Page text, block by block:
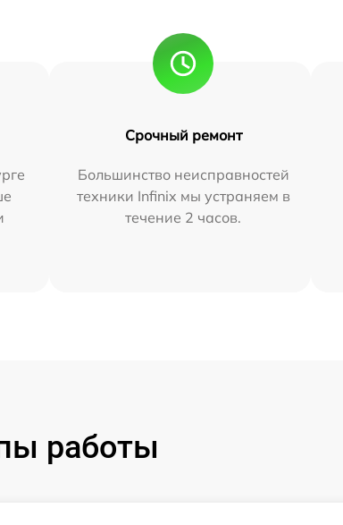
Срочный ремонт
Большинство неисправностей
техники Infinix мы устраняем в
течение 2 часов.
работы